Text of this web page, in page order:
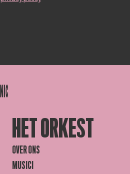
HET ORKEST
OVER ONS
MUSICI